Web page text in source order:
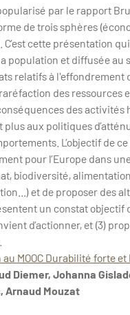
par le rapport
de trois sphères
cette présentation
population et diffusée au
relatifs à l'effondrement
des ressources
des activités
plus aux politiques
L’objectif de ce
pour l’Europe dans
biodiversité,
et de proposer des
un constat objectif
d’actionner, et (3)
MOOC Durabilité forte et
Diemer, Johanna
Arnaud Mouzat